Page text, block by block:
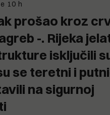
10 h
prošao kroz
-. Rijeka
isključili
se teretni i
na sigurnoj